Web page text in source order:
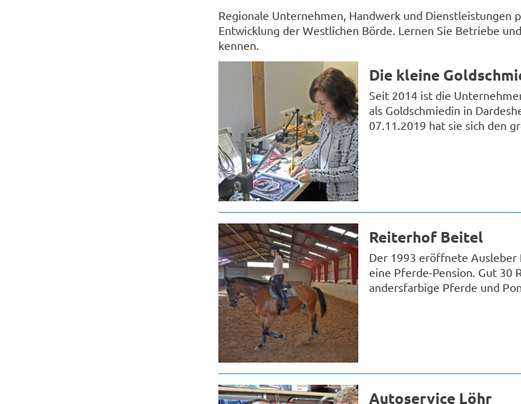
Regionale Unternehmen, Handwerk und Dienstleistungen
Entwicklung der Westlichen Börde. Lernen Sie Betriebe
kennen.
Die kleine
Seit 2014 ist die
als Goldschmiedin in
07.11.2019 hat sie sich den
Reiterhof Beitel
Der 1993 eröffnete
eine Pferde-Pension. Gut 30
andersfarbige Pferde und
Autoservice Löhr